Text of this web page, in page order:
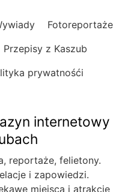
Fotoreportaże
Przepisy z Kaszub
prywatnośći
internetowy
reportaże, felietony.
i zapowiedzi.
miejsca i atrakcje